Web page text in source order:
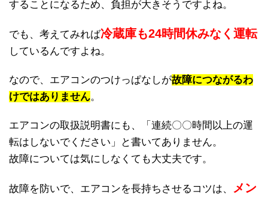
することになるため、負担が大きそうですよね。
でも、考えてみれば冷蔵庫も24時間休みなく運転
しているんですよね。
なので、エアコンのつけっぱなしが故障につながるわ
けではありません。
エアコンの取扱説明書にも、「連続〇〇時間以上の運
転はしないでください」と書いてありません。
故障については気にしなくても大丈夫です。
故障を防いで、エアコンを長持ちさせるコツは、
メン